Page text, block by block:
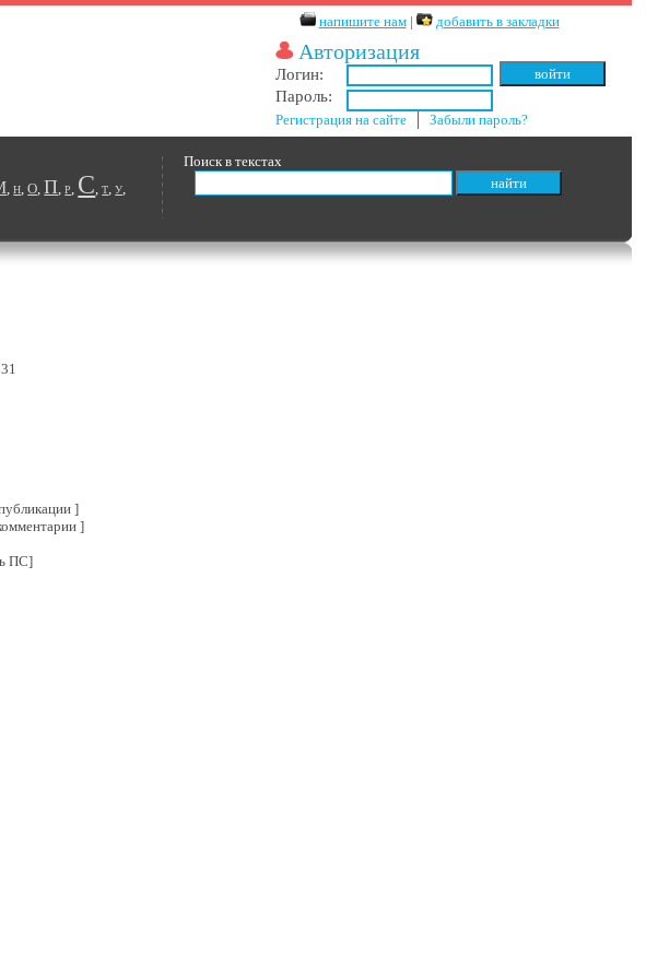
напишите нам| добавить в закладки
Авторизация
Логин:
Пароль:
Регистрация на сайте │Забыли пароль?
Поиск в текстах
,Н,О,П,Р, С,Т,У,
]
]
ПС]